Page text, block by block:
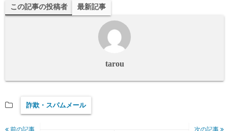
この記事の投稿者 最新記事
tarou
詐欺・スパムメール